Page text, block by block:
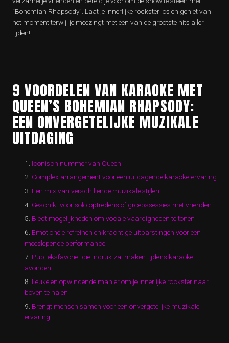
“Bohemian Rhapsody”. Laat je innerlijke rockster los en geniet van
het moment terwijl je meezingt met een van de grootste hits aller
tijden!
9 VOORDELEN VAN KARAOKE MET
QUEEN’S BOHEMIAN RHAPSODY:
EEN ONVERGETELIJKE MUZIKALE
UITDAGING
Iconisch nummer van Queen
Complex arrangement voor een uitdagende karaoke-ervaring
Een mix van verschillende muzikale stijlen
Geschikt voor solo-optredens of groepssessies met vrienden
Biedt mogelijkheden om vocale vaardigheden te tonen
Emotionele refreinen en krachtige uitbarstingen voor een
meeslepende performance
Publieksfavoriet die indruk zal maken tijdens karaoke-
avonden
Leuke en opwindende manier om je innerlijke rockster naar
boven te halen
Brengt mensen samen voor een onvergetelijke muzikale
ervaring